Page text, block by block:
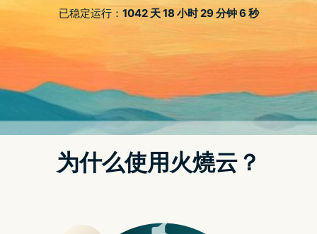
HomePod 在 2023 年即将回归！这 6
大亮点带你抢先看
HomePod 全新 6 大亮点。